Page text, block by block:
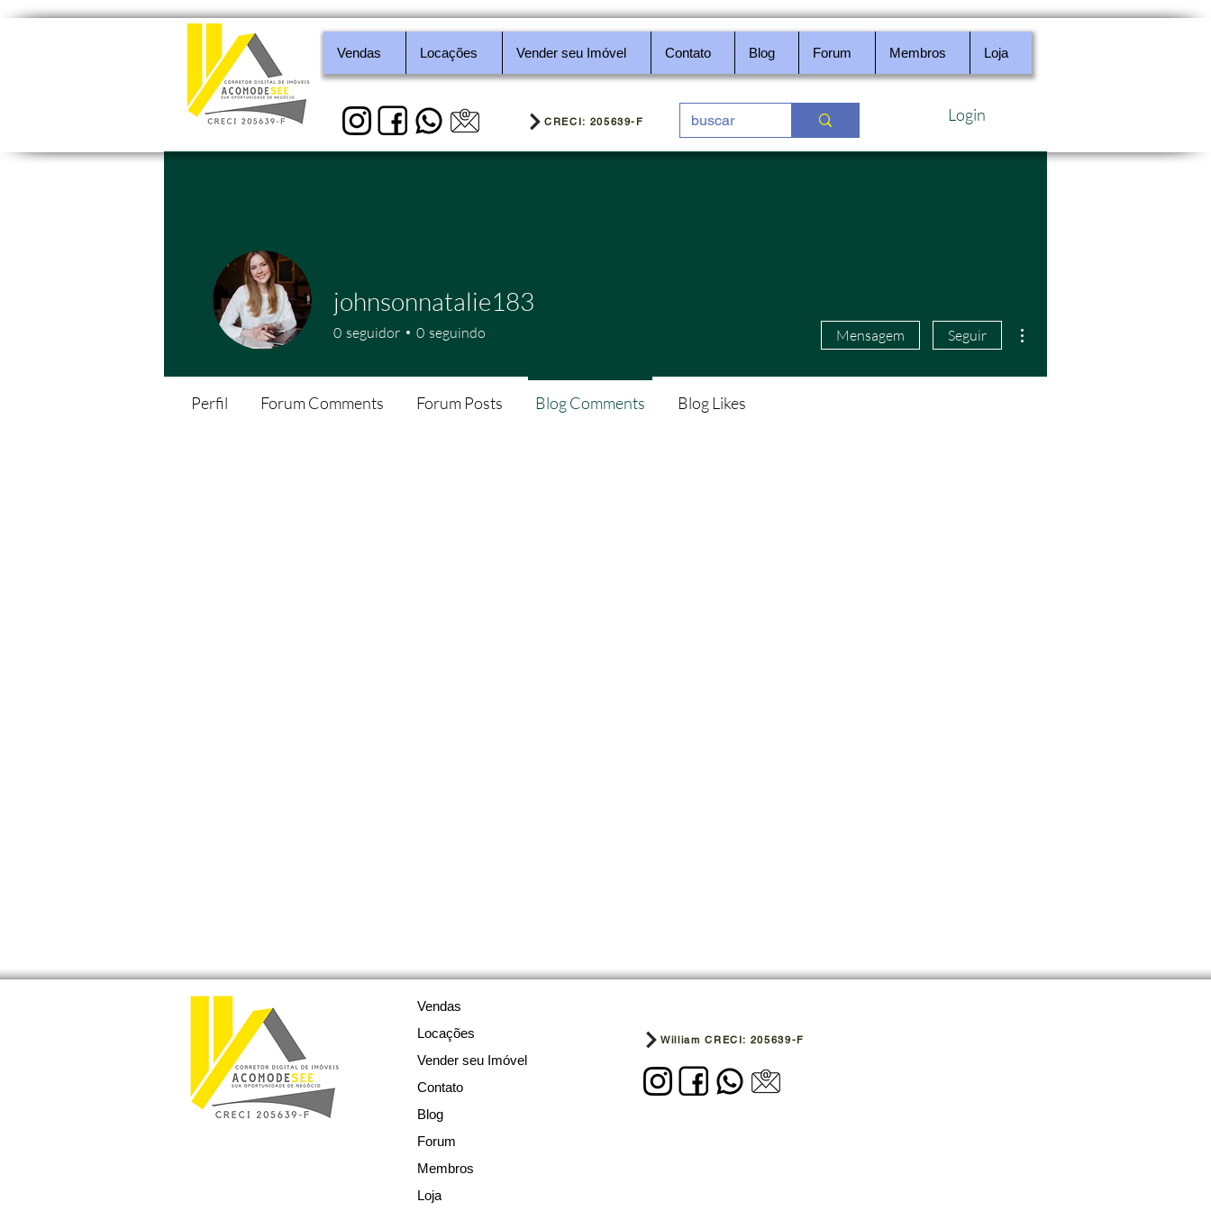
Vendas Locações Vender seu Imóvel Contato Blog Forum Membros Loja
CRECI: 205639-F Login
johnsonnatalie183
0 seguidor 0 seguindo Mensagem Seguir
Perfil Forum Comments Forum Posts Blog Comments Blog Likes
Vendas
Locações
Vender seu Imóvel
Contato
Blog
Forum
Membros
Loja
William CRECI: 205639-F